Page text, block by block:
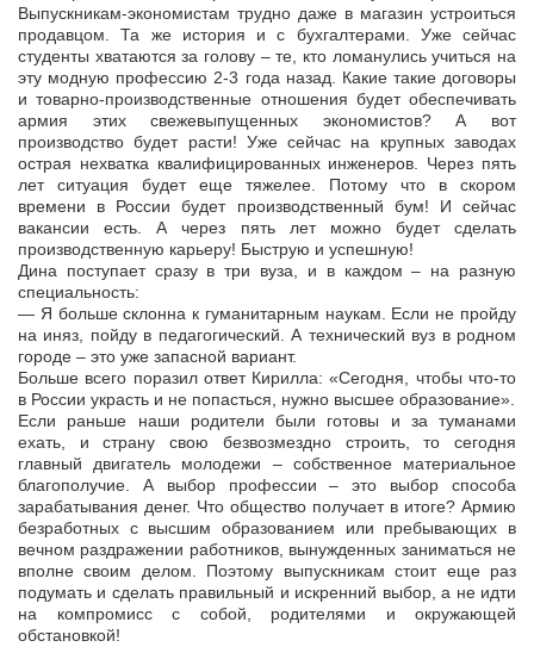
Выпускникам-экономистам трудно даже в магазин устроиться
продавцом. Та же история и с бухгалтерами. Уже сейчас
студенты хватаются за голову – те, кто ломанулись учиться на
эту модную профессию 2-3 года назад. Какие такие договоры
и товарно-производственные отношения будет обеспечивать
армия этих свежевыпущенных экономистов? А вот
производство будет расти! Уже сейчас на крупных заводах
острая нехватка квалифицированных инженеров. Через пять
лет ситуация будет еще тяжелее. Потому что в скором
времени в России будет производственный бум! И сейчас
вакансии есть. А через пять лет можно будет сделать
производственную карьеру! Быструю и успешную!
Дина поступает сразу в три вуза, и в каждом – на разную
специальность:
— Я больше склонна к гуманитарным наукам. Если не пройду
на иняз, пойду в педагогический. А технический вуз в родном
городе – это уже запасной вариант.
Больше всего поразил ответ Кирилла: «Сегодня, чтобы что-то
в России украсть и не попасться, нужно высшее образование».
Если раньше наши родители были готовы и за туманами
ехать, и страну свою безвозмездно строить, то сегодня
главный двигатель молодежи – собственное материальное
благополучие. А выбор профессии – это выбор способа
зарабатывания денег. Что общество получает в итоге? Армию
безработных с высшим образованием или пребывающих в
вечном раздражении работников, вынужденных заниматься не
вполне своим делом. Поэтому выпускникам стоит еще раз
подумать и сделать правильный и искренний выбор, а не идти
на компромисс с собой, родителями и окружающей
обстановкой!